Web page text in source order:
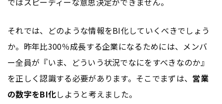
それでは、どのような情報をBI化していくべきでしょう
か。昨年比300％成長する企業になるためには、メンバ
ー全員が『いま、どういう状況でなにをすべきなのか』
を正しく認識する必要があります。そこでまずは、 営業
の数字をBI化しようと考えました。